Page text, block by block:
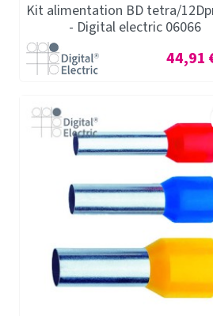
Kit alimentation BD tetra/
- Digital electric 06066
Prix
44,91